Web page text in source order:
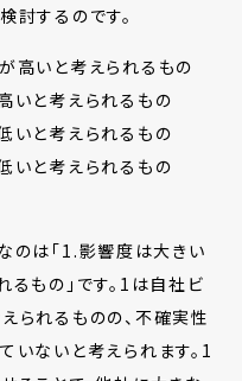
討するのです。
高いと考えられるもの
いと考えられるもの
いと考えられるもの
いと考えられるもの
のは「1.影響度は大きい
もの」です。1は自社ビ
られるものの、不確実性
いないと考えられます。1